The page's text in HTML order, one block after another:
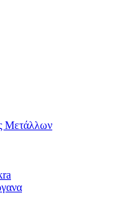
Μετάλλων